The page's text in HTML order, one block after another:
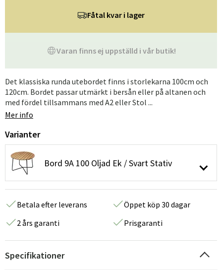
Varan finns ej uppställd i vår butik!
Fåtal kvar i lager
Det klassiska runda utebordet finns i storlekarna 100cm och
120cm. Bordet passar utmärkt i bersån eller på altanen och
med fördel tillsammans med A2 eller Stol ...
Mer info
Varianter
Bord 9A 100 Oljad Ek / Svart Stativ
Betala efter leverans
Öppet köp 30 dagar
2 års garanti
Prisgaranti
Specifikationer